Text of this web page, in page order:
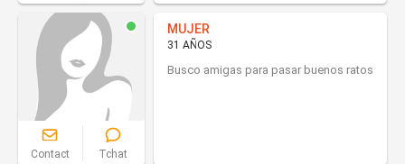
Contact Tchat
MUJER
31 AÑOS
Busco amigas para pasar buenos ratos